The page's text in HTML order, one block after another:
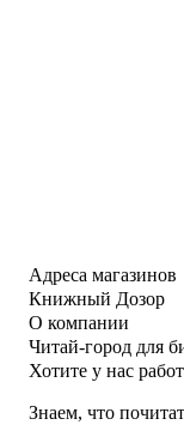
Адреса магазинов
Книжный Дозор
О компании
Читай-город для
Хотите у нас
Знаем, что